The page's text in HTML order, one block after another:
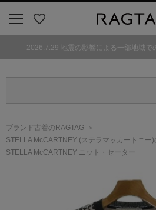
気
2026.7.29 地震の影響による一部地域で
ブランド古着のRAGTAG
STELLA McCARTNEY (ステラマッカートニー)
STELLA McCARTNEY ニット・セーター